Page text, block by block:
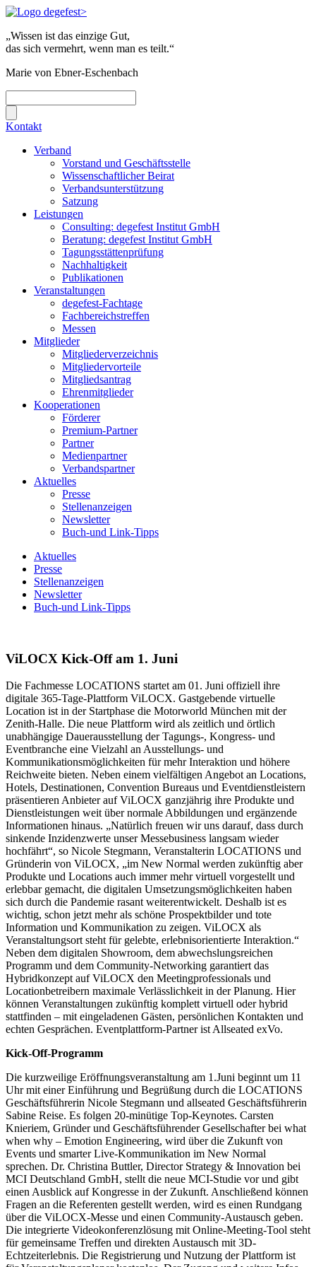
„Wissen ist das einzige Gut,
das sich vermehrt, wenn man es teilt.“
Marie von Ebner-Eschenbach
Kontakt
Verband
Vorstand und Geschäftsstelle
Wissenschaftlicher Beirat
Verbandsunterstützung
Satzung
Leistungen
Consulting: degefest Institut GmbH
Beratung: degefest Institut GmbH
Tagungsstättenprüfung
Nachhaltigkeit
Publikationen
Veranstaltungen
degefest-Fachtage
Fachbereichstreffen
Messen
Mitglieder
Mitgliederverzeichnis
Mitgliedervorteile
Mitgliedsantrag
Ehrenmitglieder
Kooperationen
Förderer
Premium-Partner
Partner
Medienpartner
Verbandspartner
Aktuelles
Presse
Stellenanzeigen
Newsletter
Buch-und Link-Tipps
Aktuelles
Presse
Stellenanzeigen
Newsletter
Buch-und Link-Tipps
ViLOCX Kick-Off am 1. Juni
Die Fachmesse LOCATIONS startet am 01. Juni offiziell ihre
digitale 365-Tage-Plattform ViLOCX. Gastgebende virtuelle
Location ist in der Startphase die Motorworld München mit der
Zenith-Halle. Die neue Plattform wird als zeitlich und örtlich
unabhängige Dauerausstellung der Tagungs-, Kongress- und
Eventbranche eine Vielzahl an Ausstellungs- und
Kommunikationsmöglichkeiten für mehr Interaktion und höhere
Reichweite bieten. Neben einem vielfältigen Angebot an Locations,
Hotels, Destinationen, Convention Bureaus und Eventdienstleistern
präsentieren Anbieter auf ViLOCX ganzjährig ihre Produkte und
Dienstleistungen weit über normale Abbildungen und ergänzende
Informationen hinaus. „Natürlich freuen wir uns darauf, dass durch
sinkende Inzidenzwerte unser Messebusiness langsam wieder
hochfährt“, so Nicole Stegmann, Veranstalterin LOCATIONS und
Gründerin von ViLOCX, „im New Normal werden zukünftig aber
Produkte und Locations auch immer mehr virtuell vorgestellt und
erlebbar gemacht, die digitalen Umsetzungsmöglichkeiten haben
sich durch die Pandemie rasant weiterentwickelt. Deshalb ist es
wichtig, schon jetzt mehr als schöne Prospektbilder und tote
Information und Kommunikation zu zeigen. ViLOCX als
Veranstaltungsort steht für gelebte, erlebnisorientierte Interaktion.“
Neben dem digitalen Showroom, dem abwechslungsreichen
Programm und dem Community-Networking garantiert das
Hybridkonzept auf ViLOCX den Meetingprofessionals und
Locationbetreibern maximale Verlässlichkeit in der Planung. Hier
können Veranstaltungen zukünftig komplett virtuell oder hybrid
stattfinden – mit eingeladenen Gästen, persönlichen Kontakten und
echten Gesprächen. Eventplattform-Partner ist Allseated exVo.
Kick-Off-Programm
Die kurzweilige Eröffnungsveranstaltung am 1.Juni beginnt um 11
Uhr mit einer Einführung und Begrüßung durch die LOCATIONS
Geschäftsführerin Nicole Stegmann und allseated Geschäftsführerin
Sabine Reise. Es folgen 20-minütige Top-Keynotes. Carsten
Knieriem, Gründer und Geschäftsführender Gesellschafter bei what
when why – Emotion Engineering, wird über die Zukunft von
Events und smarter Live-Kommunikation im New Normal
sprechen. Dr. Christina Buttler, Director Strategy & Innovation bei
MCI Deutschland GmbH, stellt die neue MCI-Studie vor und gibt
einen Ausblick auf Kongresse in der Zukunft. Anschließend können
Fragen an die Referenten gestellt werden, wird es einen Rundgang
über die ViLOCX-Messe und einen Community-Austausch geben.
Die integrierte Videokonferenzlösung mit Online-Meeting-Tool steht
für gemeinsame Treffen und direkten Austausch mit 3D-
Echtzeiterlebnis. Die Registrierung und Nutzung der Plattform ist